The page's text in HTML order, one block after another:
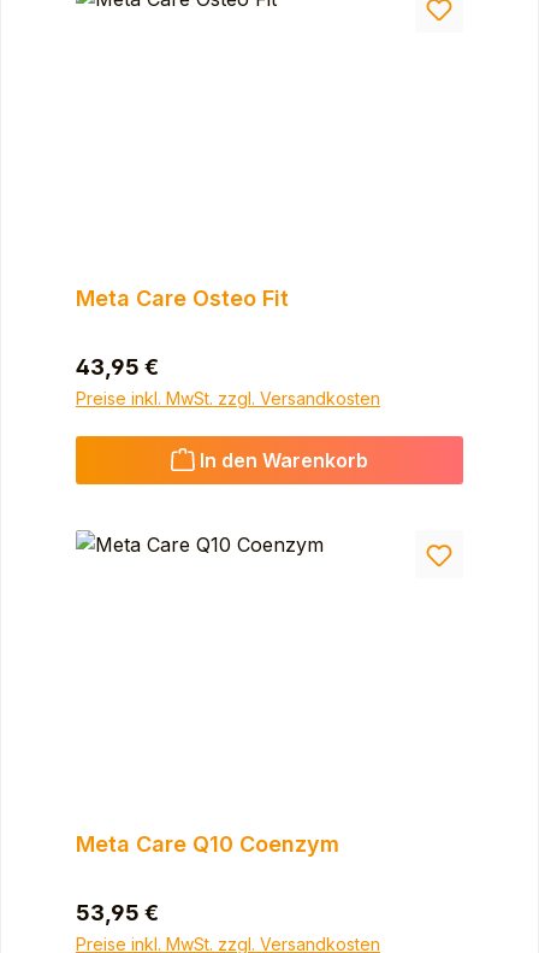
Meta Care Osteo Fit
Regulärer Preis:
43,95 €
Preise inkl. MwSt. zzgl. Versandkosten
In den Warenkorb
Meta Care Q10 Coenzym
Regulärer Preis:
53,95 €
Preise inkl. MwSt. zzgl. Versandkosten